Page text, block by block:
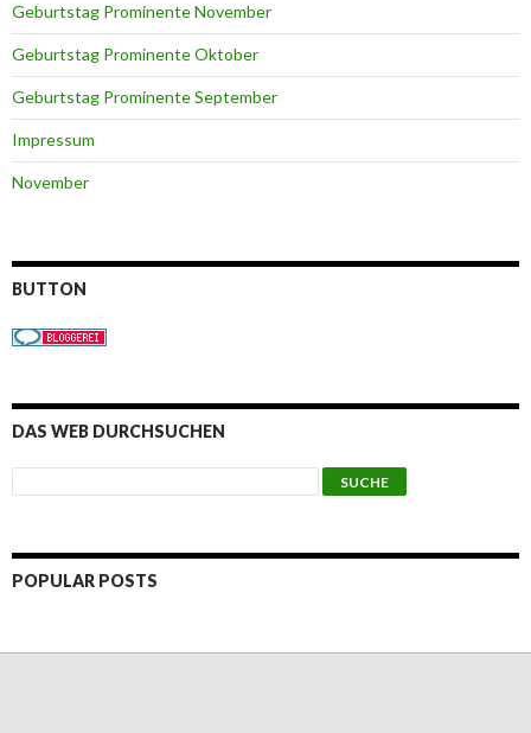
Geburtstag Prominente November
Geburtstag Prominente Oktober
Geburtstag Prominente September
Impressum
November
BUTTON
DAS WEB DURCHSUCHEN
POPULAR POSTS